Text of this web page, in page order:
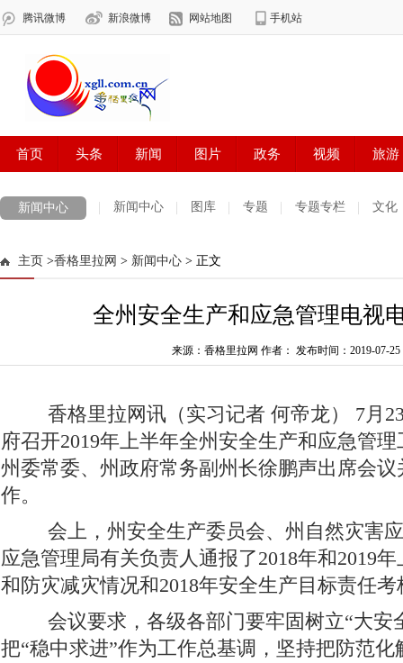
新闻中心 新闻中心 图库 专题 专题专栏 文化
法治迪庆
主页 >香格里拉网 > 新闻中心 > 正文
全州安全生产和应急管理电视
来源：香格里拉网 作者： 发布时间：2019-07-25
香格里拉网讯（实习记者 何帝龙） 7月
府召开2019年上半年全州安全生产和应急管
州委常委、州政府常务副州长徐鹏声出席会
作。
会上，州安全生产委员会、州自然灾害
应急管理局有关负责人通报了2018年和2019
和防灾减灾情况和2018年安全生产目标责任考
会议要求，各级各部门要牢固树立“大安
把“稳中求进”作为工作总基调，坚持把防范